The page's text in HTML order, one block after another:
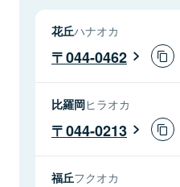
花丘ハナオカ
044-0462
比羅岡ヒラオカ
044-0213
福丘フクオカ